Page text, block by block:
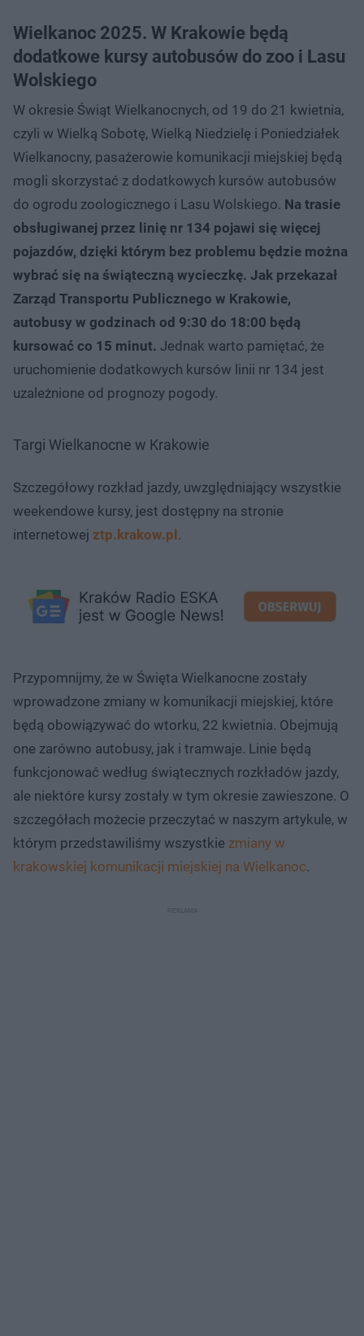
Wielkanoc 2025. W Krakowie będą
dodatkowe kursy autobusów do zoo i Lasu
Wolskiego
W okresie Świąt Wielkanocnych, od 19 do 21 kwietnia,
czyli w Wielką Sobotę, Wielką Niedzielę i Poniedziałek
Wielkanocny, pasażerowie komunikacji miejskiej będą
mogli skorzystać z dodatkowych kursów autobusów
do ogrodu zoologicznego i Lasu Wolskiego. Na trasie
obsługiwanej przez linię nr 134 pojawi się więcej
pojazdów, dzięki którym bez problemu będzie można
wybrać się na świąteczną wycieczkę. Jak przekazał
Zarząd Transportu Publicznego w Krakowie,
autobusy w godzinach od 9:30 do 18:00 będą
kursować co 15 minut. Jednak warto pamiętać, że
uruchomienie dodatkowych kursów linii nr 134 jest
uzależnione od prognozy pogody.
Targi Wielkanocne w Krakowie
Szczegółowy rozkład jazdy, uwzględniający wszystkie
weekendowe kursy, jest dostępny na stronie
internetowej ztp.krakow.pl.
Przypomnijmy, że w Święta Wielkanocne zostały
wprowadzone zmiany w komunikacji miejskiej, które
będą obowiązywać do wtorku, 22 kwietnia. Obejmują
one zarówno autobusy, jak i tramwaje. Linie będą
funkcjonować według świątecznych rozkładów jazdy,
ale niektóre kursy zostały w tym okresie zawieszone. O
szczegółach możecie przeczytać w naszym artykule, w
którym przedstawiliśmy wszystkie zmiany w
krakowskiej komunikacji miejskiej na Wielkanoc.